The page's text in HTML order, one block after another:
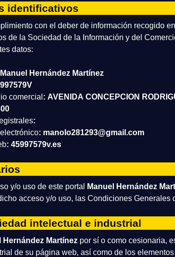
identificativos
con el deber de información recogido
de la Sociedad de la Información y del
datos:
Manuel Hernández Martínez
comercial : AVENIDA CONCEPCION
:
: manolo281293@gmail.com
: 45997579v.es
y/o uso de este portal Manuel Hernández
acceso y/o uso, las Condiciones Generales
intelectual e industrial
Hernández Martínezpor sí o como cesionaria,
de su página web, así como de los